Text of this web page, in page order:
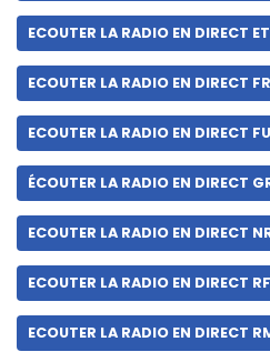
ECOUTER LA RADIO EN DIRECT
ECOUTER LA RADIO EN DIRECT
ECOUTER LA RADIO EN DIRECT
ÉCOUTER LA RADIO EN DIRECT
ECOUTER LA RADIO EN DIRECT
ECOUTER LA RADIO EN DIRECT
ECOUTER LA RADIO EN DIRECT